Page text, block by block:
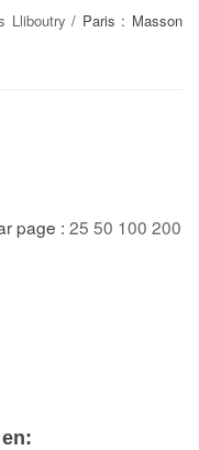
Lliboutry / Paris : Masson
page : 25 50 100 200